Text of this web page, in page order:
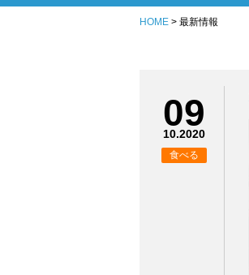
HOME > 最新情報
09
10.2020
食べる